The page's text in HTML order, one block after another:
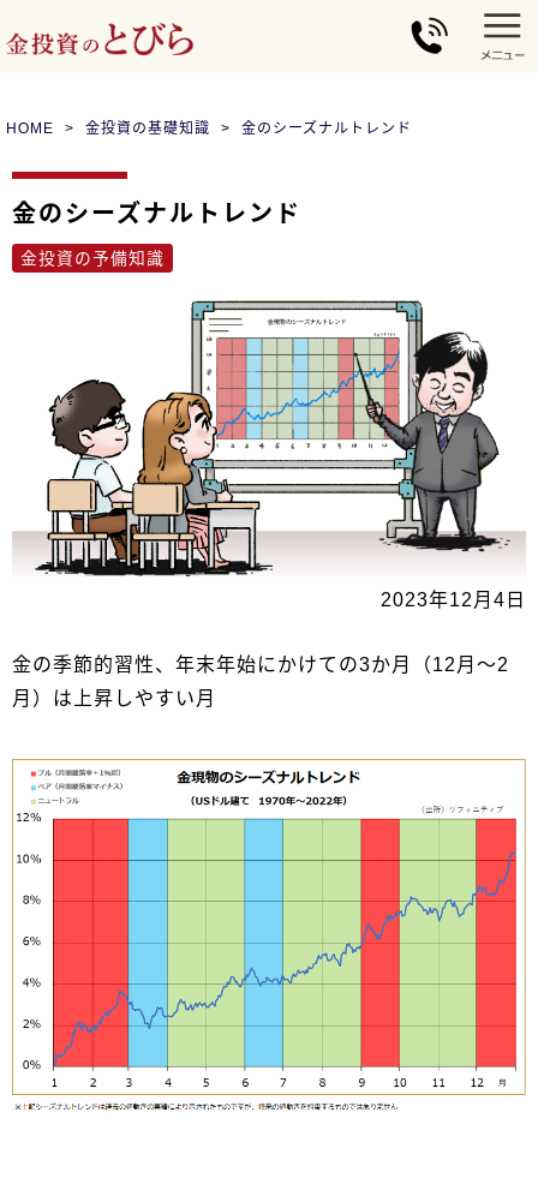
HOME 金投資の基礎知識 金のシーズナルトレンド
金のシーズナルトレンド
金投資の予備知識
2023年12月4日
金の季節的習性、年末年始にかけての3か月（12月～2
月）は上昇しやすい月